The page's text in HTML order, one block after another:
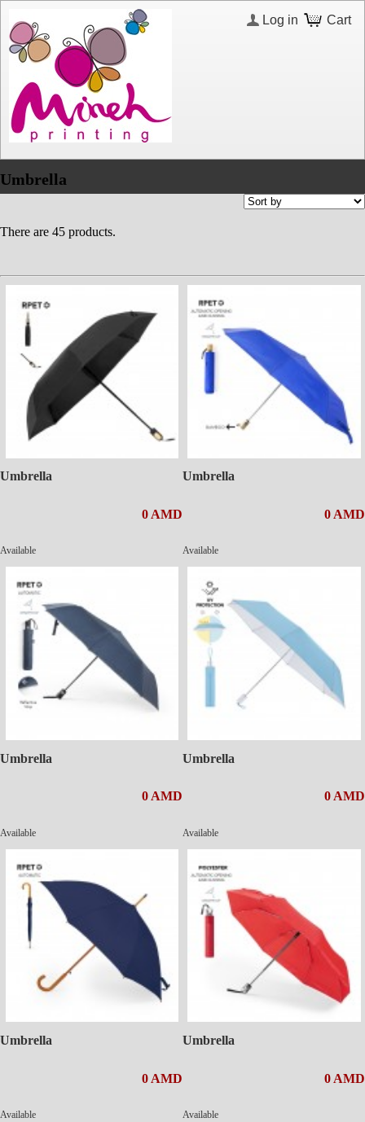
Cart
Log in
Umbrella
There are 45 products.
Umbrella
0 AMD
Available
Umbrella
0 AMD
Available
Umbrella
0 AMD
Available
Umbrella
0 AMD
Available
Umbrella
0 AMD
Available
Umbrella
0 AMD
Available